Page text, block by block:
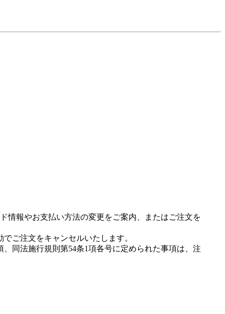
情報やお支払い方法の変更をご案内、またはご注文を
ご注文をキャンセルいたします。
同法施行規則第54条1項各号に定められた事項は、注